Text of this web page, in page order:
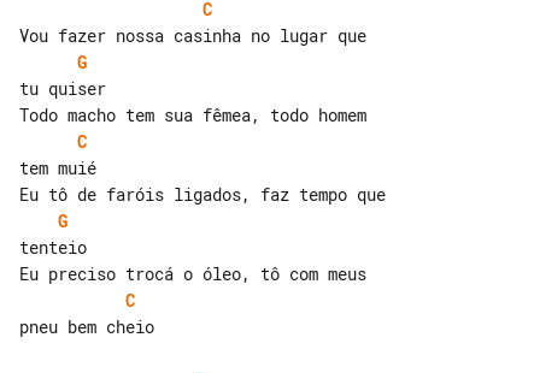
C
G
tu quiser
C
tem muié
G
tenteio
C
pneu bem cheio